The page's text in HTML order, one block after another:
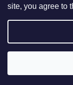
site, you agree to